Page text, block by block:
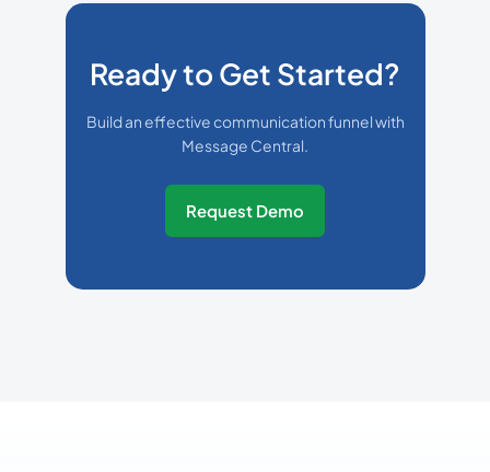
Ready to Get Started?
Build an effective communication funnel with
Message Central.
Request Demo